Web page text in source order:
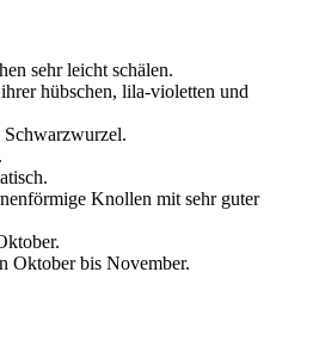
sehr leicht schälen.
hübschen, lila-violetten und
Knollen mit sehr guter
Oktober bis November.